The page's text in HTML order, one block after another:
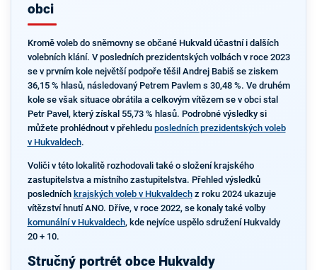
obci
Kromě voleb do sněmovny se občané Hukvald účastní i dalších
volebních klání. V posledních prezidentských volbách v roce 2023
se v prvním kole největší podpoře těšil Andrej Babiš se ziskem
36,15 % hlasů, následovaný Petrem Pavlem s 30,48 %. Ve druhém
kole se však situace obrátila a celkovým vítězem se v obci stal
Petr Pavel, který získal 55,73 % hlasů. Podrobné výsledky si
můžete prohlédnout v přehledu posledních prezidentských voleb
v Hukvaldech.
Voliči v této lokalitě rozhodovali také o složení krajského
zastupitelstva a místního zastupitelstva. Přehled výsledků
posledních krajských voleb v Hukvaldechz roku 2024 ukazuje
vítězství hnutí ANO. Dříve, v roce 2022, se konaly také volby
komunální v Hukvaldech, kde nejvíce uspělo sdružení Hukvaldy
20 + 10.
Stručný portrét obce Hukvaldy